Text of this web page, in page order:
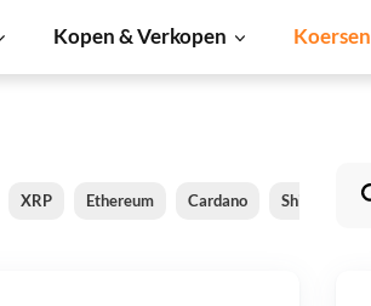
Kopen & Verkopen Koersen
XRP Ethereum Cardano Shiba Inu